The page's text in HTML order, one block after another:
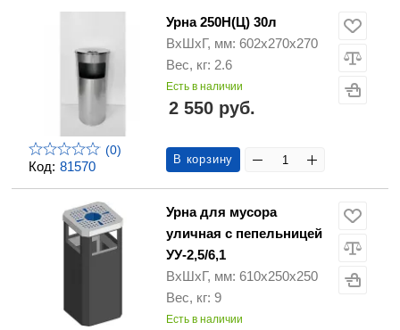
Код: 81570
(0)
Урна 250Н(Ц) 30л
ВхШхГ, мм: 602х270х270
Вес, кг: 2.6
Есть в наличии
2 550 руб.
В корзину
Урна для мусора
уличная с пепельницей
УУ-2,5/6,1
ВхШхГ, мм: 610х250х250
Вес, кг: 9
Есть в наличии